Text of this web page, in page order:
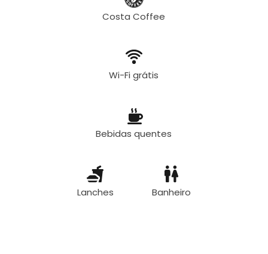
Costa Coffee
Wi-Fi grátis
Bebidas quentes
Lanches Banheiro